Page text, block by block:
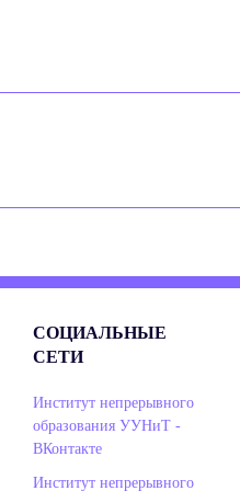
СОЦИАЛЬНЫЕ
СЕТИ
Институт непрерывного
образования УУНиТ -
ВКонтакте
Институт непрерывного